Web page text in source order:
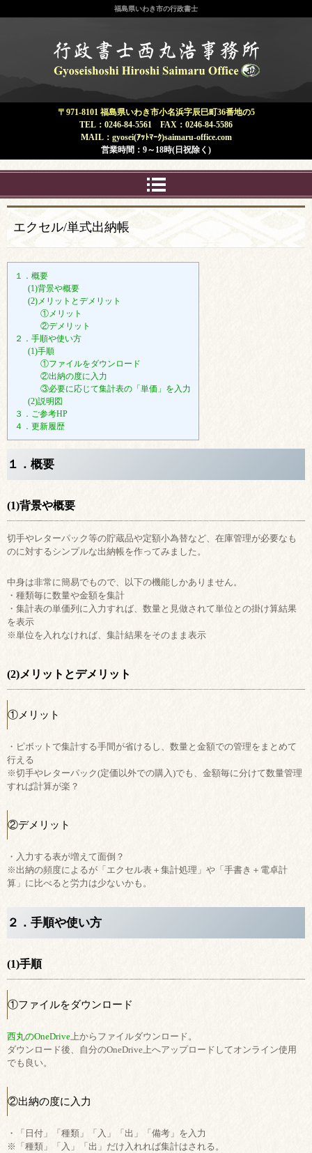
福島県 いわき市 | 行政書士 西丸浩
事務所
福島県いわき市の行政書士
〒971-8101 福島県いわき市小名浜字辰巳町36番地の5
TEL：0246-84-5561 FAX：0246-84-5586
MAIL：gyosei(ｱｯﾄﾏｰｸ)saimaru-office.com
営業時間：9～18時(日祝除く)
エクセル/単式出納帳
１．概要
(1)背景や概要
(2)メリットとデメリット
①メリット
②デメリット
２．手順や使い方
(1)手順
①ファイルをダウンロード
②出納の度に入力
③必要に応じて集計表の「単価」を入力
(2)説明図
３．ご参考HP
４．更新履歴
１．概要
(1)背景や概要
切手やレターパック等の貯蔵品や定額小為替など、在庫管理が必要なも
のに対するシンプルな出納帳を作ってみました。
中身は非常に簡易でもので、以下の機能しかありません。
・種類毎に数量や金額を集計
・集計表の単価列に入力すれば、数量と見做されて単位との掛け算結果
を表示
※単位を入れなければ、集計結果をそのまま表示
(2)メリットとデメリット
①メリット
・ピボットで集計する手間が省けるし、数量と金額での管理をまとめて
行える
※切手やレターパック(定価以外での購入)でも、金額毎に分けて数量管理
すれば計算が楽？
②デメリット
・入力する表が増えて面倒？
※出納の頻度によるが「エクセル表＋集計処理」や「手書き＋電卓計
算」に比べると労力は少ないかも。
２．手順や使い方
(1)手順
①ファイルをダウンロード
西丸のOneDrive上からファイルダウンロード。
ダウンロード後、自分のOneDrive上へアップロードしてオンライン使用
でも良い。
②出納の度に入力
・「日付」「種類」「入」「出」「備考」を入力
※「種類」「入」「出」だけ入れれば集計はされる。